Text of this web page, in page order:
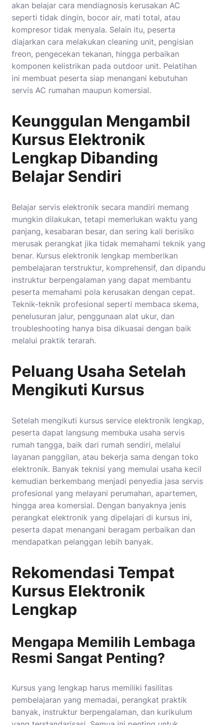
akan belajar cara mendiagnosis kerusakan AC
seperti tidak dingin, bocor air, mati total, atau
kompresor tidak menyala. Selain itu, peserta
diajarkan cara melakukan cleaning unit, pengisian
freon, pengecekan tekanan, hingga perbaikan
komponen kelistrikan pada outdoor unit. Pelatihan
ini membuat peserta siap menangani kebutuhan
servis AC rumahan maupun komersial.
Keunggulan Mengambil
Kursus Elektronik
Lengkap Dibanding
Belajar Sendiri
Belajar servis elektronik secara mandiri memang
mungkin dilakukan, tetapi memerlukan waktu yang
panjang, kesabaran besar, dan sering kali berisiko
merusak perangkat jika tidak memahami teknik yang
benar. Kursus elektronik lengkap memberikan
pembelajaran terstruktur, komprehensif, dan dipandu
instruktur berpengalaman yang dapat membantu
peserta memahami pola kerusakan dengan cepat.
Teknik-teknik profesional seperti membaca skema,
penelusuran jalur, penggunaan alat ukur, dan
troubleshooting hanya bisa dikuasai dengan baik
melalui praktik terarah.
Peluang Usaha Setelah
Mengikuti Kursus
Setelah mengikuti kursus service elektronik lengkap,
peserta dapat langsung membuka usaha servis
rumah tangga, baik dari rumah sendiri, melalui
layanan panggilan, atau bekerja sama dengan toko
elektronik. Banyak teknisi yang memulai usaha kecil
kemudian berkembang menjadi penyedia jasa servis
profesional yang melayani perumahan, apartemen,
hingga area komersial. Dengan banyaknya jenis
perangkat elektronik yang dipelajari di kursus ini,
peserta dapat menangani beragam perbaikan dan
mendapatkan pelanggan lebih banyak.
Rekomendasi Tempat
Kursus Elektronik
Lengkap
Mengapa Memilih Lembaga
Resmi Sangat Penting?
Kursus yang lengkap harus memiliki fasilitas
pembelajaran yang memadai, perangkat praktik
banyak, instruktur berpengalaman, dan kurikulum